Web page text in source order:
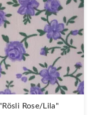
Rose/lila"